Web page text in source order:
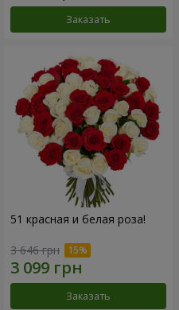
Заказать
51 красная и белая роза!
3 646 грн
Заказать